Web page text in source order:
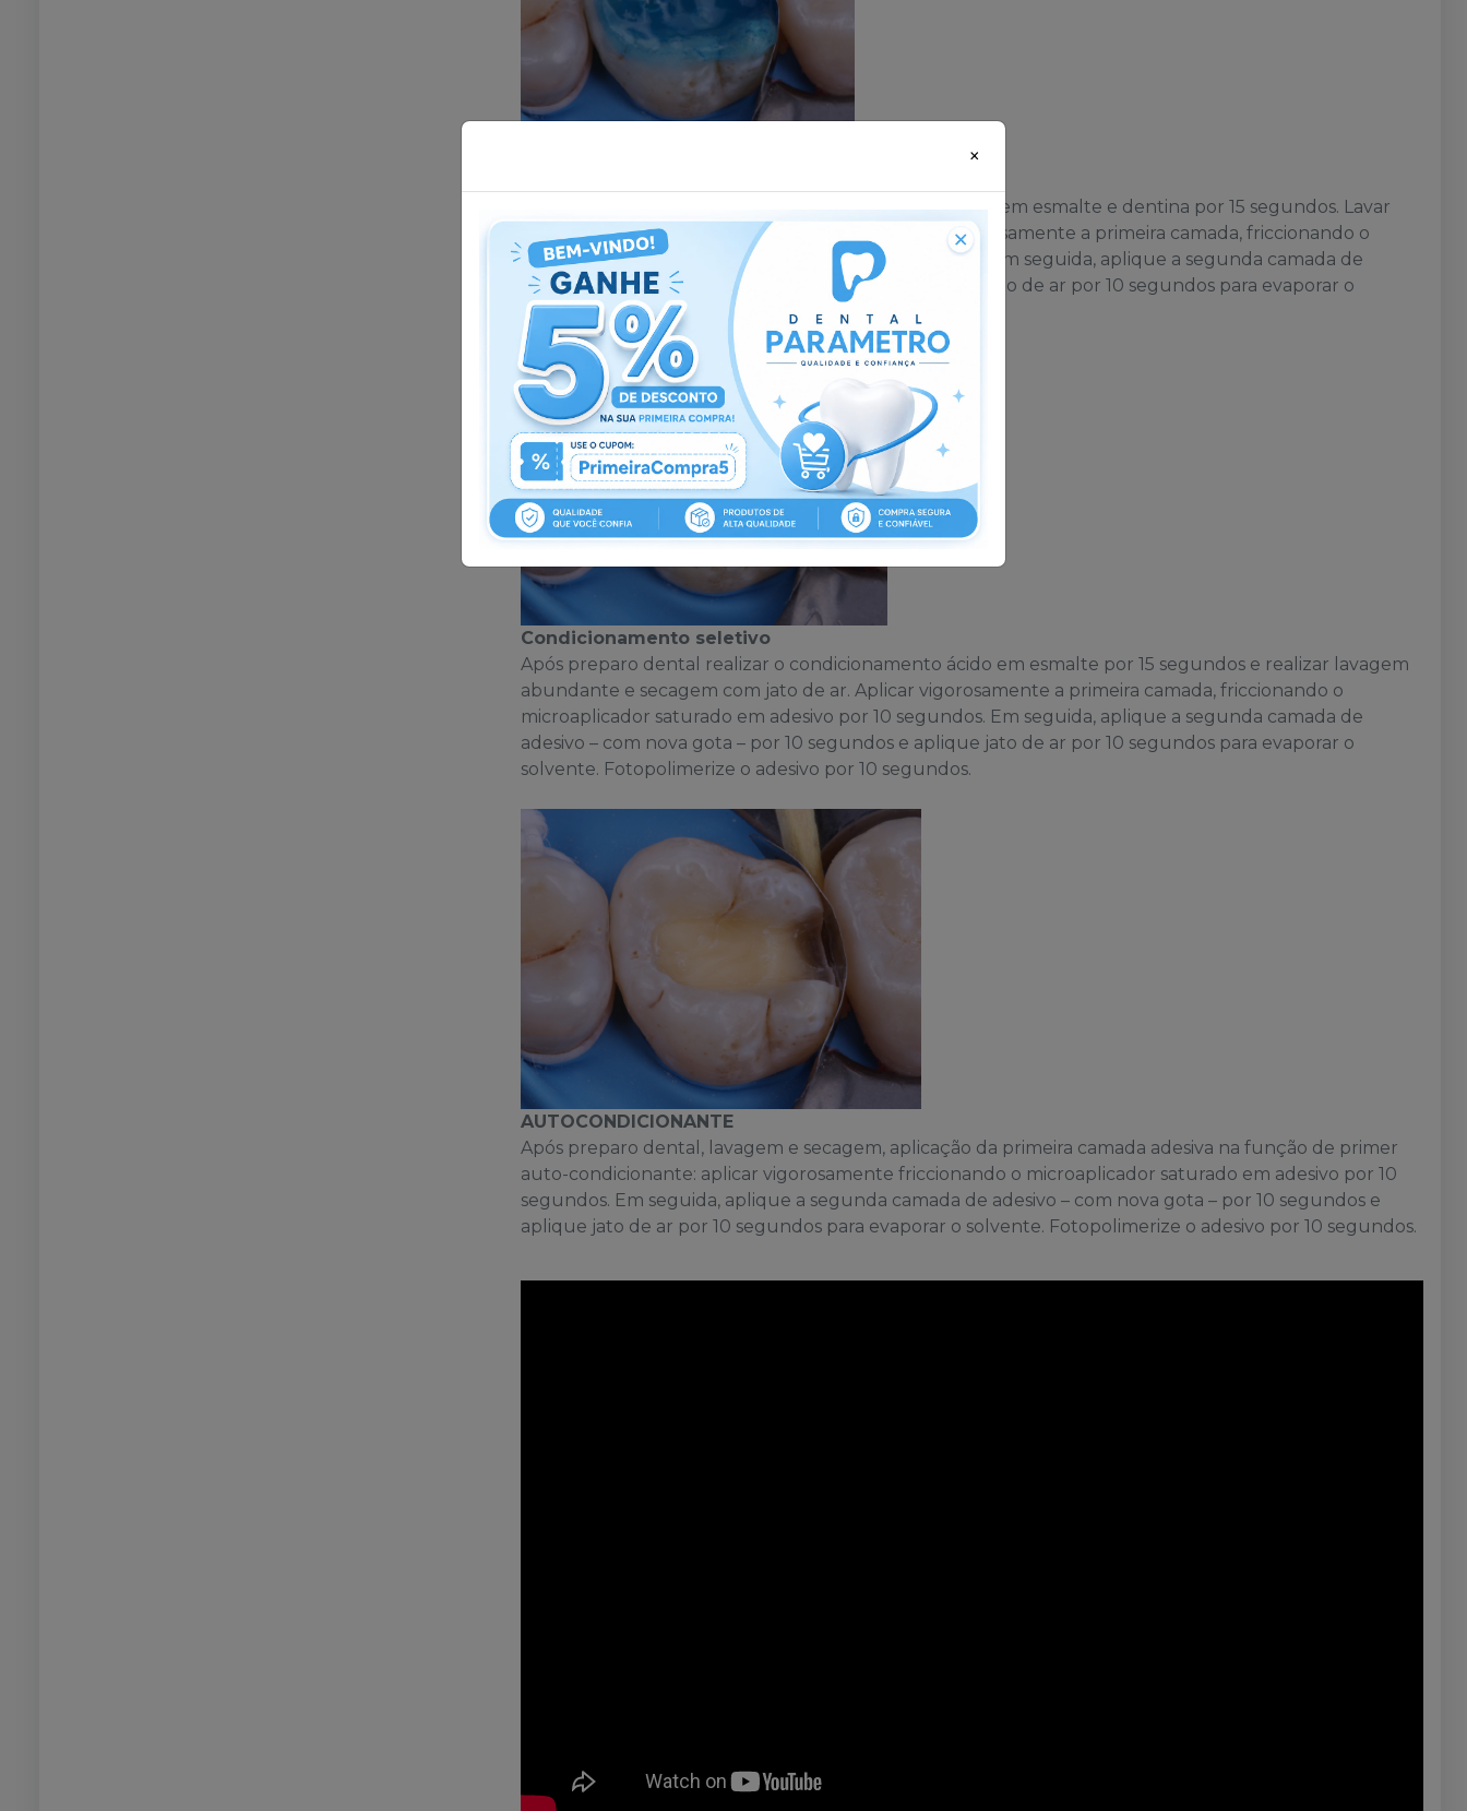
Após preparo dental, realizar o condicionamento ácido em esmalte e dentina por 15 segundos. Lavar
abundantemente e secar com jato de ar. Aplicar vigorosamente a primeira camada, friccionando o
microaplicador saturado em adesivo por 10 segundos. Em seguida, aplique a segunda camada de
adesivo – com nova gota – por 10 segundos e aplique jato de ar por 10 segundos para evaporar o
solvente. Fotopolimerize o adesivo por 10 segundos.
Condicionamento seletivo
Após preparo dental realizar o condicionamento ácido em esmalte por 15 segundos e realizar lavagem
abundante e secagem com jato de ar. Aplicar vigorosamente a primeira camada, friccionando o
microaplicador saturado em adesivo por 10 segundos. Em seguida, aplique a segunda camada de
adesivo – com nova gota – por 10 segundos e aplique jato de ar por 10 segundos para evaporar o
solvente. Fotopolimerize o adesivo por 10 segundos.
AUTOCONDICIONANTE
Após preparo dental, lavagem e secagem, aplicação da primeira camada adesiva na função de primer
auto-condicionante: aplicar vigorosamente friccionando o microaplicador saturado em adesivo por 10
segundos. Em seguida, aplique a segunda camada de adesivo – com nova gota – por 10 segundos e
aplique jato de ar por 10 segundos para evaporar o solvente. Fotopolimerize o adesivo por 10 segundos.
×